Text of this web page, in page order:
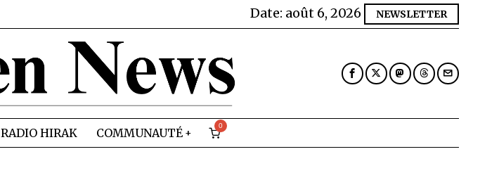
Date: août 6, 2026 NEWSLETTER
RADIO HIRAK COMMUNAUTÉ
0